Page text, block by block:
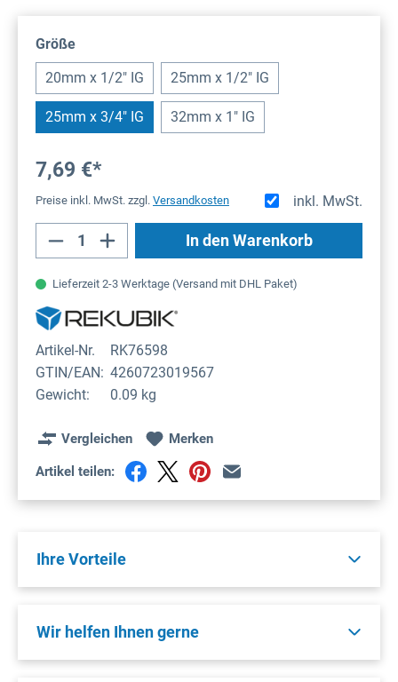
Größeauswählen
20mm x 1/2" IG 25mm x 1/2" IG
25mm x 3/4" IG 32mm x 1" IG
7,69 €*
inkl. MwSt.
Preise inkl. MwSt. zzgl. Versandkosten
Produkt Anzahl: Gib den gewünschten
In den Warenkorb
Lieferzeit 2-3 Werktage (Versand mit DHL Paket)
Artikel-Nr.
RK76598
GTIN/EAN: 4260723019567
Gewicht:
0.09 kg
Vergleichen Merken
Artikel teilen:
Ihre Vorteile
Wir helfen Ihnen gerne